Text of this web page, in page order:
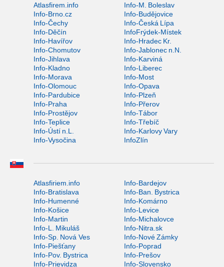
Atlasfirem.info
Info-M. Boleslav
Info-Brno.cz
Info-Budějovice
Info-Čechy
Info-Česká Lípa
Info-Děčín
InfoFrýdek-Místek
Info-Havířov
Info-Hradec Kr.
Info-Chomutov
Info-Jablonec n.N.
Info-Jihlava
Info-Karviná
Info-Kladno
Info-Liberec
Info-Morava
Info-Most
Info-Olomouc
Info-Opava
Info-Pardubice
Info-Plzeň
Info-Praha
Info-Přerov
Info-Prostějov
Info-Tábor
Info-Teplice
Info-Třebíč
Info-Ústí n.L.
Info-Karlovy Vary
Info-Vysočina
InfoZlín
Atlasfiriem.info
Info-Bardejov
Info-Bratislava
Info-Ban. Bystrica
Info-Humenné
Info-Komárno
Info-Košice
Info-Levice
Info-Martin
Info-Michalovce
Info-L. Mikuláš
Info-Nitra.sk
Info-Sp. Nová Ves
Info-Nové Zámky
Info-Piešťany
Info-Poprad
Info-Pov. Bystrica
Info-Prešov
Info-Prievidza
Info-Slovensko